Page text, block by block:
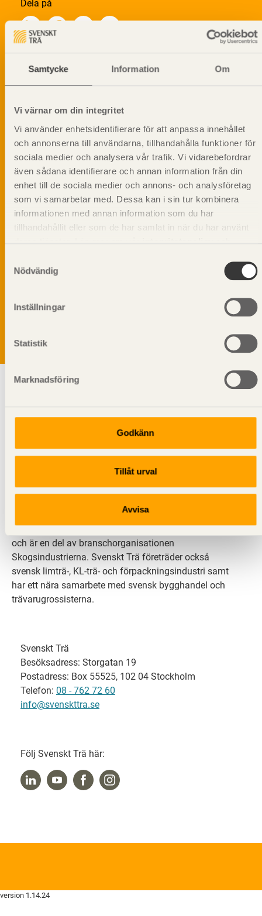
Samtycke Information Om
Vi värnar om din integritet
Vi använder enhetsidentifierare för att anpassa innehållet
och annonserna till användarna, tillhandahålla funktioner för
sociala medier och analysera vår trafik. Vi vidarebefordrar
även sådana identifierare och annan information från din
enhet till de sociala medier och annons- och analysföretag
som vi samarbetar med. Dessa kan i sin tur kombinera
informationen med annan information som du har
tillhandahållit eller som de har samlat in när du har använt
Nödvändig
Inställningar
Statistik
Marknadsföring
Godkänn
Tillåt urval
Avvisa
Dela på
Prenumerera på Svenskt Träs
informationsutskick!
Genom att klicka på skicka lämnar du ditt samtycke.
Svenskt Trä sprider kunskap om trä, träprodukter och
träbyggande för att främja ett hållbart samhälle och
en livskraftig sågverksnäring. Det gör vi genom att
Svenskt Trä representerar svensk sågverksindustri
och är en del av branschorganisationen
Skogsindustrierna. Svenskt Trä företräder också
svensk limträ-, KL-trä- och förpackningsindustri samt
har ett nära samarbete med svensk bygghandel och
trävarugrossisterna.
Svenskt Trä
Besöksadress: Storgatan 19
Postadress: Box 55525, 102 04 Stockholm
Telefon: 08 - 762 72 60
info@svenskttra.se
Följ Svenskt Trä här:
version 1.14.24